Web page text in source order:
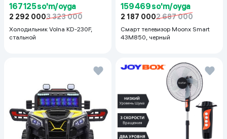
167 125 so'm/oyga
2 292 0003 323 000
Холодильник Volna KD-230F,
стальной
159 469 so'm/oyga
2 187 0002 687 000
Смарт телевизор Moonx Smart
43M850, черный